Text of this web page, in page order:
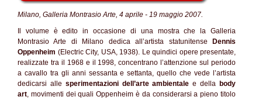
Milano, Galleria Montrasio Arte, 4 aprile - 19 maggio 2007.
Il volume è edito in occasione di una mostra che la Galleria
Montrasio Arte di Milano dedica all’artista statunitense
Dennis
Oppenheim (Electric City, USA, 1938). Le quindici opere presentate,
realizzate tra il 1968 e il 1998, concentrano l’attenzione sul periodo
a cavallo tra gli anni sessanta e settanta, quello che vede l’artista
dedicarsi alle sperimentazioni dell’arte ambientale e della body
art, movimenti dei quali Oppenheim è da considerarsi a pieno titolo